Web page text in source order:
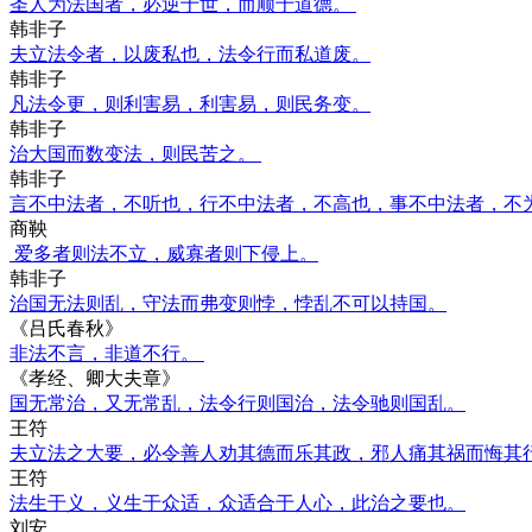
韩非子
夫立法令者，以废私也，法令行而私道废。
韩非子
凡法令更，则利害易，利害易，则民务变。
韩非子
治大国而数变法，则民苦之。
韩非子
言不中法者，不听也，行不中法者，不高也，事不中法者，不
商鞅
爱多者则法不立，威寡者则下侵上。
韩非子
治国无法则乱，守法而弗变则悖，悖乱不可以持国。
《吕氏春秋》
非法不言，非道不行。
《孝经、卿大夫章》
国无常治，又无常乱，法令行则国治，法令驰则国乱。
王符
夫立法之大要，必令善人劝其德而乐其政，邪人痛其祸而悔其
王符
法生于义，义生于众适，众适合于人心，此治之要也。
刘安